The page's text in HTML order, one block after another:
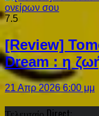
7.5
[Review]
Dream : η
21 Απρ 2026 6:00 μμ